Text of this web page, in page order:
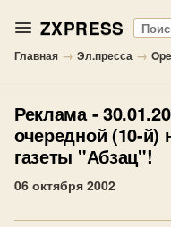
ZXPRESS
Главная → Эл.пресса →
Реклама-
очередной (10-й)
газеты "Абзац"!
06 октября 2002